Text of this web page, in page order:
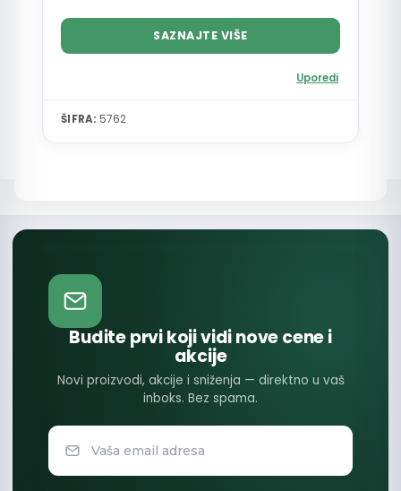
SAZNAJTE VIŠE
Uporedi
ŠIFRA: 5762
Budite prvi koji vidi nove cene i
akcije
Novi proizvodi, akcije i sniženja — direktno u vaš
inboks. Bez spama.